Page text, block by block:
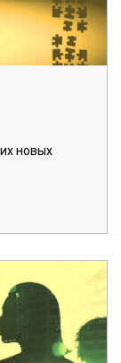
новых